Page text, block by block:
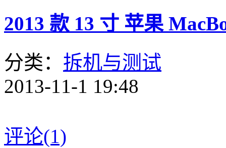
2013 款 13 寸 苹果
分类： 拆机与测试
2013-11-1 19:48
评论(1)